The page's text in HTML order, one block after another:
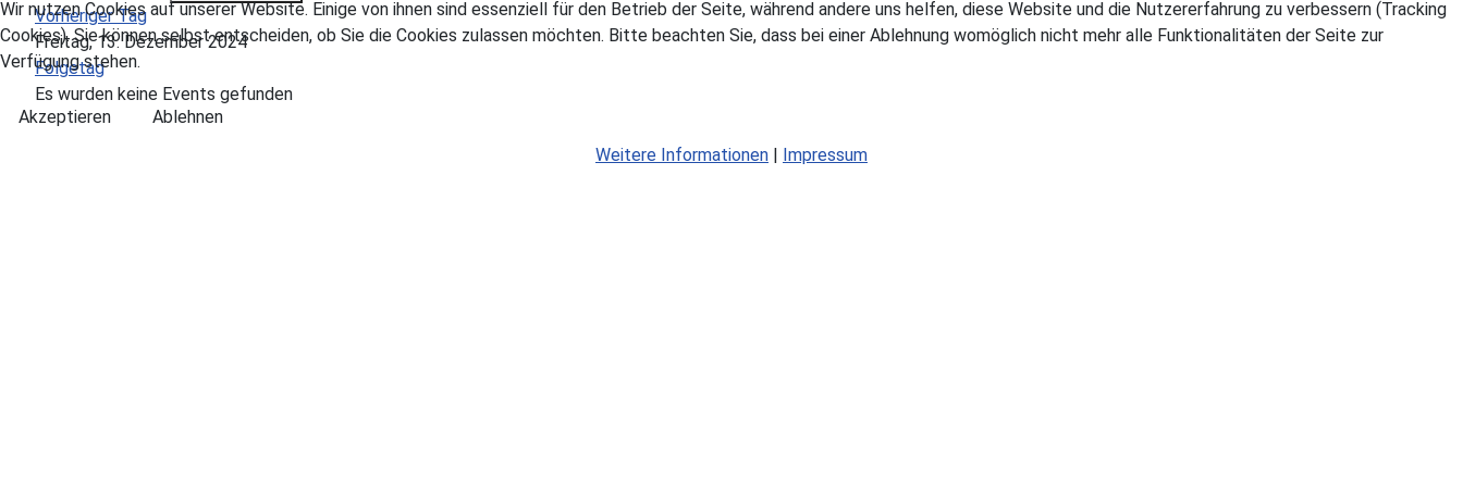
Vorheriger Tag
Freitag, 13. Dezember 2024
Folgetag
Es wurden keine Events gefunden
Wir nutzen Cookies auf unserer Website. Einige von ihnen sind essenziell für den Betrieb der Seite, während andere uns helfen, diese Website und die Nutzererfahrung zu verbessern (Tracking
Cookies). Sie können selbst entscheiden, ob Sie die Cookies zulassen möchten. Bitte beachten Sie, dass bei einer Ablehnung womöglich nicht mehr alle Funktionalitäten der Seite zur
Verfügung stehen.
Akzeptieren
Ablehnen
Weitere Informationen | Impressum